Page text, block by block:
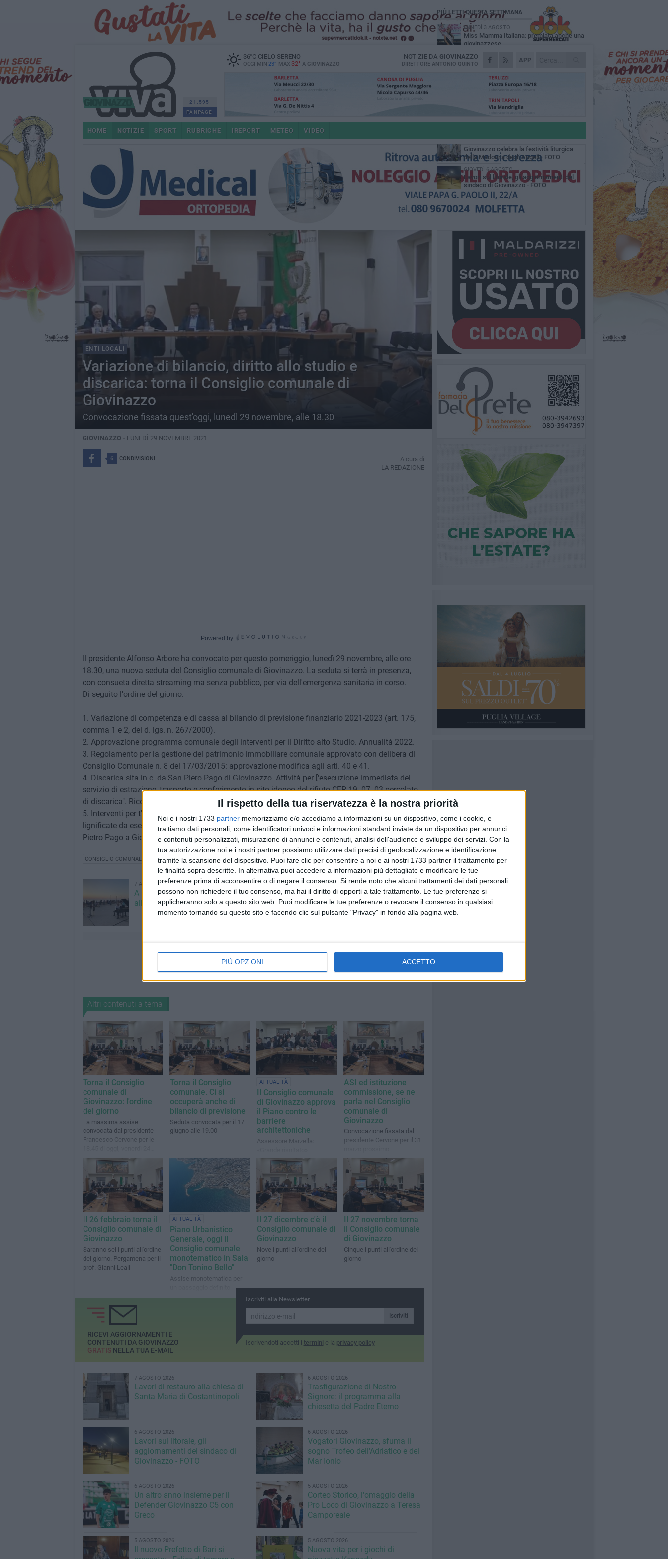
Il rispetto della tua riservatezza è la nostra priorità
Noi e i nostri 1733 partner memorizziamo e/o accediamo a informazioni su un dispositivo, come i cookie, e
trattiamo dati personali, come identificatori univoci e informazioni standard inviate da un dispositivo per annunci
e contenuti personalizzati, misurazione di annunci e contenuti, analisi dell'audience e sviluppo dei servizi. Con la
tua autorizzazione noi e i nostri partner possiamo utilizzare dati precisi di geolocalizzazione e identificazione
tramite la scansione del dispositivo. Puoi fare clic per consentire a noi e ai nostri 1733 partner il trattamento per
le finalità sopra descritte. In alternativa puoi accedere a informazioni più dettagliate e modificare le tue
preferenze prima di acconsentire o di negare il consenso. Si rende noto che alcuni trattamenti dei dati personali
possono non richiedere il tuo consenso, ma hai il diritto di opporti a tale trattamento. Le tue preferenze si
applicheranno solo a questo sito web. Puoi modificare le tue preferenze o revocare il consenso in qualsiasi
momento tornando su questo sito e facendo clic sul pulsante "Privacy" in fondo alla pagina web.
PIÙ OPZIONI ACCETTO
21.595
FANPAGE
36°CCIELO SERENO
OGGI MIN 23° MAX 32° A GIOVINAZZO
APP
NOTIZIE DA GIOVINAZZO
DIRETTORE ANTONIO QUINTO
HOME NOTIZIE SPORT RUBRICHE IREPORT METEO VIDEO
ENTI LOCALI
Variazione di bilancio, diritto allo studio e
discarica: torna il Consiglio comunale di
Giovinazzo
Convocazione fissata quest'oggi, lunedì 29 novembre, alle 18.30
GIOVINAZZO - LUNEDÌ 29 NOVEMBRE 2021
6 CONDIVISIONI
A cura di
LA REDAZIONE
Powered by
Il presidente Alfonso Arbore ha convocato per questo pomeriggio, lunedì 29 novembre, alle ore
18.30, una nuova seduta del Consiglio comunale di Giovinazzo. La seduta si terrà in presenza,
con consueta diretta streaming ma senza pubblico, per via dell'emergenza sanitaria in corso.
Di seguito l'ordine del giorno:
1. Variazione di competenza e di cassa al bilancio di previsione finanziario 2021-2023 (art. 175,
comma 1 e 2, del d. lgs. n. 267/2000).
2. Approvazione programma comunale degli interventi per il Diritto alto Studio. Annualità 2022.
3. Regolamento per la gestione del patrimonio immobiliare comunale approvato con delibera di
Consiglio Comunale n. 8 del 17/03/2015: approvazione modifica agli arti. 40 e 41.
4. Discarica sita in c. da San Piero Pago di Giovinazzo. Attività per ['esecuzione immediata del
servizio di estrazione, trasporto e conferimento in sito idoneo del rifiuto CER 19. 07. 03 percolato
di discarica". Riconoscimento legittimità e finanziamento del debito fuori bilancio.
5. Interventi per t'eliminazione di infestanti (anche di altezza superiore a 1 mt) fortemente
lignificate da eseguirsi in aree classificate come discariche, presso la discarica sita in località San
Pietro Pago a Giovinazzo. Riconoscimento legittimità e finanziamento del debito fuori bilancio.
CONSIGLIO COMUNALE
7 AGOSTO 2026
A Giovinazzo c'è il Concerto
all'Alba
7 AGOSTO 2026
Grande partecipazione nell'agro
di Giovinazzo per la festa della
Trasfigurazione di Nostro
Altri contenuti a tema
Torna il Consiglio
comunale di
Giovinazzo: l'ordine
del giorno
La massima assise
convocata dal presidente
Francesco Cervone per le
luglio
Torna il Consiglio
comunale. Ci si
occuperà anche di
bilancio di previsione
Seduta convocata per il 17
giugno alle 19.00
ATTUALITÀ
Il Consiglio comunale
di Giovinazzo approva
il Piano contro le
barriere
architettoniche
Assessore Marzella:
ASI ed istituzione
commissione, se ne
parla nel Consiglio
comunale di
Giovinazzo
Convocazione fissata dal
presidente Cervone per il 31
Il 26 febbraio torna il
Consiglio comunale di
Giovinazzo
Saranno sei i punti all'ordine
del giorno. Pergamena per il
prof. Gianni Leali
ATTUALITÀ
Piano Urbanistico
Generale, oggi il
Consiglio comunale
monotematico in Sala
"Don Tonino Bello"
Assise monotematica per
epocale
Il 27 dicembre c'è il
Consiglio comunale di
Giovinazzo
Nove i punti all'ordine del
giorno
Il 27 novembre torna
il Consiglio comunale
di Giovinazzo
Cinque i punti all'ordine del
giorno
Iscriviti alla Newsletter
Iscriviti
Iscrivendoti accetti i termini e la privacy policy
RICEVI AGGIORNAMENTI E
CONTENUTI DA GIOVINAZZO
GRATISNELLA TUA E-MAIL
7 AGOSTO 2026
Lavori di restauro alla chiesa di
Santa Maria di Costantinopoli
6 AGOSTO 2026
Trasfigurazione di Nostro
Signore: il programma alla
chiesetta del Padre Eterno
6 AGOSTO 2026
Lavori sul litorale, gli
aggiornamenti del sindaco di
Giovinazzo - FOTO
6 AGOSTO 2026
Vogatori Giovinazzo, sfuma il
sogno Trofeo dell'Adriatico e del
Mar Ionio
6 AGOSTO 2026
Un altro anno insieme per il
Defender Giovinazzo C5 con
Greco
5 AGOSTO 2026
Corteo Storico, l'omaggio della
Pro Loco di Giovinazzo a Teresa
Camporeale
5 AGOSTO 2026
Il nuovo Prefetto di Bari si
5 AGOSTO 2026
Nuova vita per i giochi di
PIÙ LETTI QUESTA SETTIMANA
LUNEDÌ 3 AGOSTO
Miss Mamma Italiana: premiata anche una
giovinazzese
MARTEDÌ 4 AGOSTO
Liquidi oleosi sul litorale di Giovinazzo,
MERCOLEDÌ 5 AGOSTO
l'assessora Ciliento prova a spegnere le
«Giovinazzo, a che punto siamo?»:
MARTEDÌ 4 AGOSTO
Giovinazzo celebra la festività liturgica
della Madonna degli Angeli - FOTO
GIOVEDÌ 6 AGOSTO
Lavori sul litorale, gli aggiornamenti del
sindaco di Giovinazzo - FOTO